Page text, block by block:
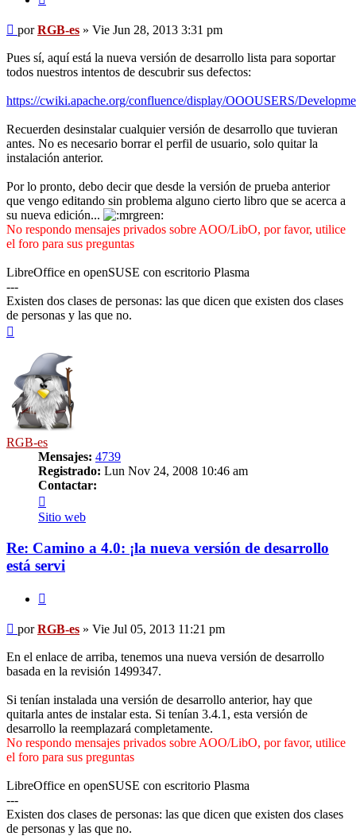
Mensaje
porRGB-es » Vie Jun 28, 2013 3:31 pm
Pues sí, aquí está la nueva versión de desarrollo lista para soportar
todos nuestros intentos de descubrir sus defectos:
https://cwiki.apache.org/confluence/display/OOOUSERS/
Recuerden desinstalar cualquier versión de desarrollo que tuvieran
antes. No es necesario borrar el perfil de usuario, solo quitar la
instalación anterior.
Por lo pronto, debo decir que desde la versión de prueba anterior
que vengo editando sin problema alguno cierto libro que se acerca a
su nueva edición...
No respondo mensajes privados sobre AOO/LibO, por favor, utilice
el foro para sus preguntas
LibreOffice en openSUSE con escritorio Plasma
---
Existen dos clases de personas: las que dicen que existen dos clases
de personas y las que no.
RGB-es
Mensajes: 4739
Registrado: Lun Nov 24, 2008 10:46 am
Contactar:
RGB-
es
Sitio web
Re: Camino a 4.0: ¡la nueva versión de desarrollo
está servi
Mensaje
porRGB-es » Vie Jul 05, 2013 11:21 pm
En el enlace de arriba, tenemos una nueva versión de desarrollo
basada en la revisión 1499347.
Si tenían instalada una versión de desarrollo anterior, hay que
quitarla antes de instalar esta. Si tenían 3.4.1, esta versión de
desarrollo la reemplazará completamente.
No respondo mensajes privados sobre AOO/LibO, por favor, utilice
el foro para sus preguntas
LibreOffice en openSUSE con escritorio Plasma
---
Existen dos clases de personas: las que dicen que existen dos clases
de personas y las que no.